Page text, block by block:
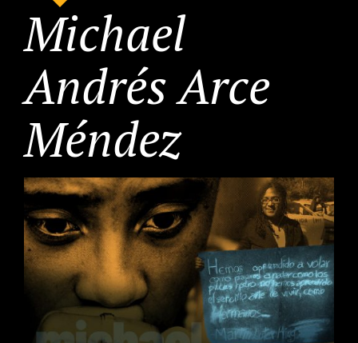
Michael
Andrés Arce
Méndez